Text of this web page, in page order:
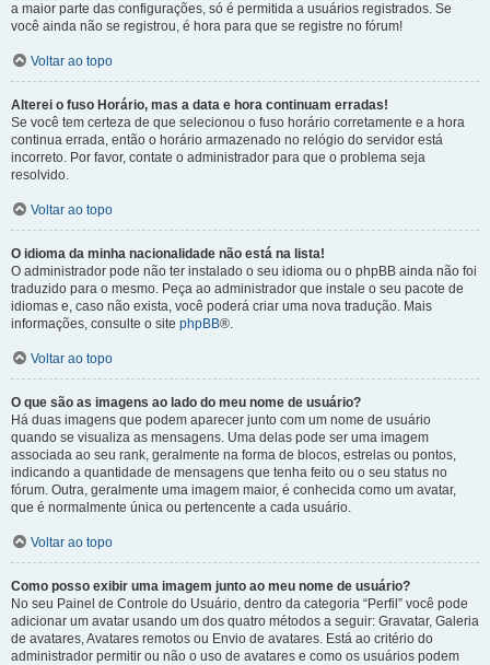
a maior parte das configurações, só é permitida a usuários registrados. Se
você ainda não se registrou, é hora para que se registre no fórum!
Voltar ao topo
Alterei o fuso Horário, mas a data e hora continuam erradas!
Se você tem certeza de que selecionou o fuso horário corretamente e a hora
continua errada, então o horário armazenado no relógio do servidor está
incorreto. Por favor, contate o administrador para que o problema seja
resolvido.
Voltar ao topo
O idioma da minha nacionalidade não está na lista!
O administrador pode não ter instalado o seu idioma ou o phpBB ainda não foi
traduzido para o mesmo. Peça ao administrador que instale o seu pacote de
idiomas e, caso não exista, você poderá criar uma nova tradução. Mais
informações, consulte o site phpBB®.
Voltar ao topo
O que são as imagens ao lado do meu nome de usuário?
Há duas imagens que podem aparecer junto com um nome de usuário
quando se visualiza as mensagens. Uma delas pode ser uma imagem
associada ao seu rank, geralmente na forma de blocos, estrelas ou pontos,
indicando a quantidade de mensagens que tenha feito ou o seu status no
fórum. Outra, geralmente uma imagem maior, é conhecida como um avatar,
que é normalmente única ou pertencente a cada usuário.
Voltar ao topo
Como posso exibir uma imagem junto ao meu nome de usuário?
No seu Painel de Controle do Usuário, dentro da categoria “Perfil” você pode
adicionar um avatar usando um dos quatro métodos a seguir: Gravatar, Galeria
de avatares, Avatares remotos ou Envio de avatares. Está ao critério do
administrador permitir ou não o uso de avatares e como os usuários podem